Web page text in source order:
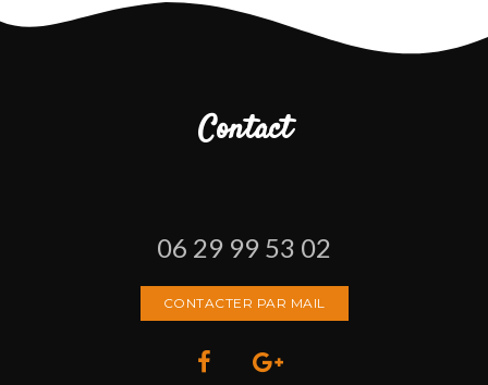
Contact
06 29 99 53 02
CONTACTER PAR MAIL